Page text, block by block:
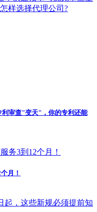
样选择代理公司?
利审查"变天"，你的专利还能
月！